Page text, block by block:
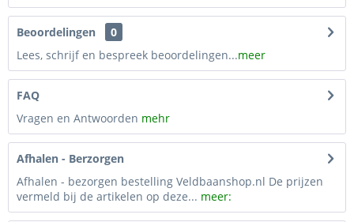
Beoordelingen
0
Lees, schrijf en bespreek beoordelingen...meer
FAQ
Vragen en Antwoorden mehr
Afhalen - Berzorgen
Afhalen - bezorgen bestelling Veldbaanshop.nl De prijzen
vermeld bij de artikelen op deze... meer: